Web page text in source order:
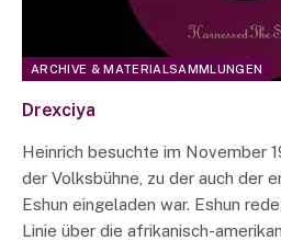
ARCHIVE & MATERIALSAMMLUNGEN
Drexciya
Heinrich besuchte im November
der Volksbühne, zu der auch der
Eshun eingeladen war. Eshun
Linie über die afrikanisch-